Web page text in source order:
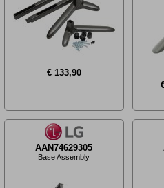
€ 133,90
AAN74629305
Base Assembly